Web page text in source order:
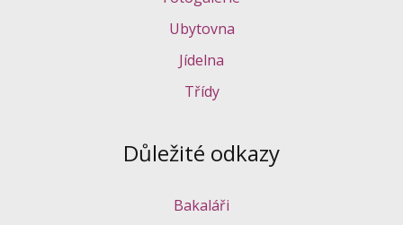
Ubytovna
Jídelna
Třídy
Důležité odkazy
Bakaláři